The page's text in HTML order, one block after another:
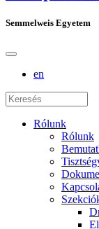
Semmelweis Egyetem
en
Rólunk
Rólunk